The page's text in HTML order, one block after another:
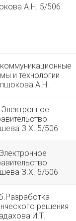
А.Н. 5/506
и технологии
А.Н.
З.Х. 5/506
З.Х. 5/506
решения
И.Т.